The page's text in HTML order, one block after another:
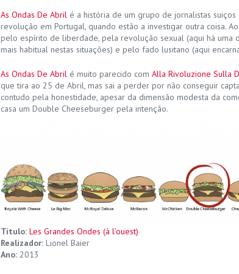
As Ondas De Abril é a história de um grupo de jornalistas
revolução em Portugal, quando estão a investigar outra coisa.
pelo espírito de liberdade, pela revolução sexual (aqui há uma
mais habitual nestas situações) e pelo fado lusitano (aqui
As Ondas De Abril é muito parecido com Alla Rivoluzione Sulla
que tira ao 25 de Abril, mas sai a perder por não conseguir
contudo pela honestidade, apesar da dimensão modesta da
casa um Double Cheeseburger pela intenção.
Título: Les Grandes Ondes (à l’ouest)
Realizador: Lionel Baier
Ano: 2013